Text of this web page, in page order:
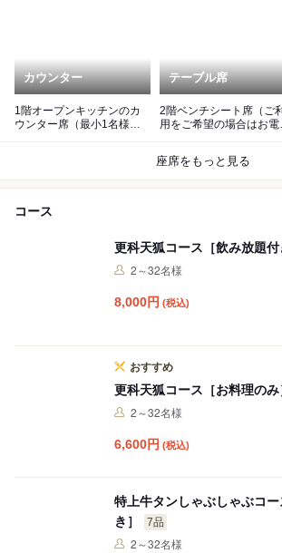
カウンター
1階オープンキッチンのカ
ウンター席（最小1名様か
テーブル席
2階ベンチシート席（ご
用をご希望の場合はお電
座席をもっと見る
コース
更科天狐コース［飲み放題付
2～32名様
8,000円 (税込)
おすすめ
更科天狐コース［お料理のみ
2～32名様
6,600円 (税込)
特上牛タンしゃぶしゃぶコ
き］
7品
2～32名様